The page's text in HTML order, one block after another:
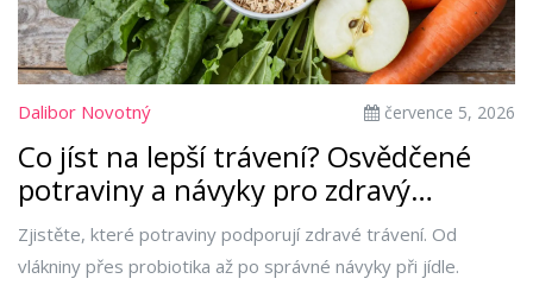
Dalibor Novotný července 5, 2026
Co jíst na lepší trávení? Osvědčené
potraviny a návyky pro zdravý
žaludek
Zjistěte, které potraviny podporují zdravé trávení. Od
vlákniny přes probiotika až po správné návyky při jídle.